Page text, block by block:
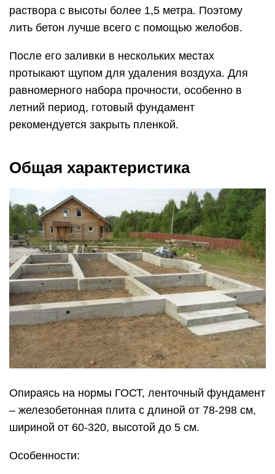
раствора с высоты более 1,5 метра. Поэтому
лить бетон лучше всего с помощью желобов.
После его заливки в нескольких местах
протыкают щупом для удаления воздуха. Для
равномерного набора прочности, особенно в
летний период, готовый фундамент
рекомендуется закрыть пленкой.
Общая характеристика
Опираясь на нормы ГОСТ, ленточный фундамент
– железобетонная плита с длиной от 78-298 см,
шириной от 60-320, высотой до 5 см.
Особенности: